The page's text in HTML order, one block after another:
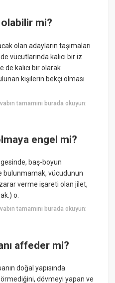
mi?
olan adayların taşımaları
vücutlarında kalıcı bir iz
de kalıcı bir olarak
kişilerin bekçi olması
tamamını burada okuyun:
engel mi?
baş-boyun
bulunmamak, vücudunun
verme işareti olan jilet,
o.
tamamını burada okuyun:
affeder mi?
doğal yapısında
dövmeyi yapan ve